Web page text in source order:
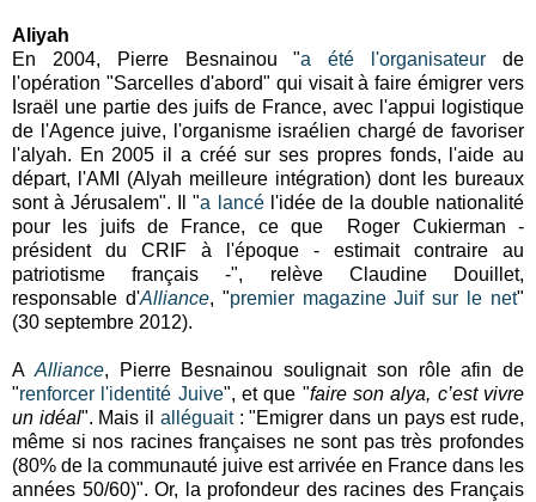
Aliyah
En 2004, Pierre Besnainou "a été l'organisateur de
l'opération "Sarcelles d'abord" qui visait à faire émigrer vers
Israël une partie des juifs de France, avec l'appui logistique
de l'Agence juive, l'organisme israélien chargé de favoriser
l'alyah. En 2005 il a créé sur ses propres fonds, l'aide au
départ, l'AMI (Alyah meilleure intégration) dont les bureaux
sont à Jérusalem". Il "a lancél'idée de la double nationalité
pour les juifs de France, ce que Roger Cukierman -
président du CRIF à l'époque - estimait contraire au
patriotisme français -", relève Claudine Douillet,
responsable d'Alliance, "premier magazine Juif sur le net"
(30 septembre 2012).
A Alliance, Pierre Besnainou soulignait son rôle afin de
"renforcer l'identité Juive", et que "faire son alya, c’est vivre
un idéal". Mais il alléguait: "Emigrer dans un pays est rude,
même si nos racines françaises ne sont pas très profondes
(80% de la communauté juive est arrivée en France dans les
années 50/60)". Or, la profondeur des racines des Français